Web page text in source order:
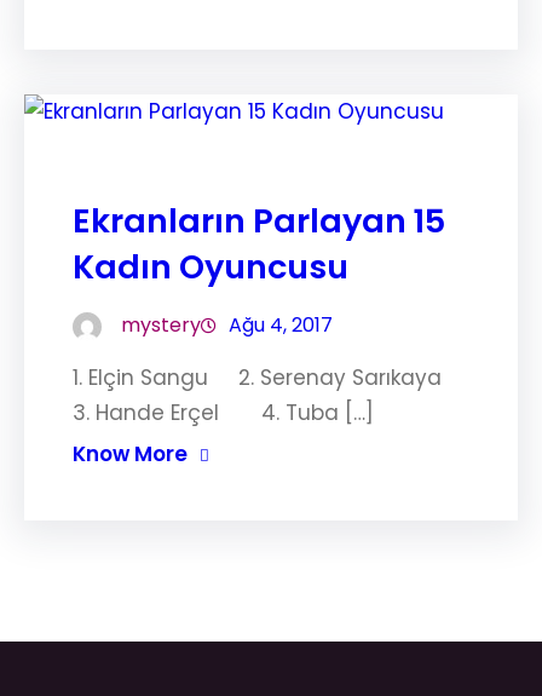
Ekranların Parlayan 15
Kadın Oyuncusu
mystery Ağu 4, 2017
1. Elçin Sangu 2. Serenay Sarıkaya
3. Hande Erçel 4. Tuba […]
Know More